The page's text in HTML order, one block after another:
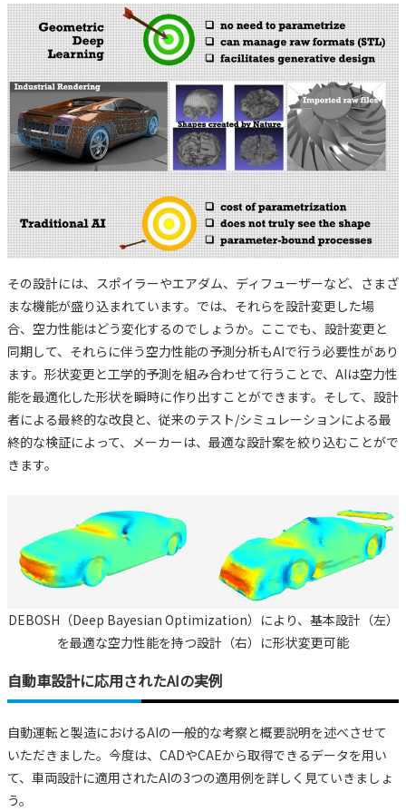
その設計には、スポイラーやエアダム、ディフューザーなど、さまざ
まな機能が盛り込まれています。では、それらを設計変更した場
合、空力性能はどう変化するのでしょうか。ここでも、設計変更と
同期して、それらに伴う空力性能の予測分析もAIで行う必要性があり
ます。形状変更と工学的予測を組み合わせて行うことで、AIは空力性
能を最適化した形状を瞬時に作り出すことができます。そして、設計
者による最終的な改良と、従来のテスト/シミュレーションによる最
終的な検証によって、メーカーは、最適な設計案を絞り込むことがで
きます。
DEBOSH（Deep Bayesian Optimization）により、基本設計（左）
を最適な空力性能を持つ設計（右）に形状変更可能
自動車設計に応用されたAIの実例
自動運転と製造におけるAIの一般的な考察と概要説明を述べさせて
いただきました。今度は、CADやCAEから取得できるデータを用い
て、車両設計に適用されたAIの3つの適用例を詳しく見ていきましょ
う。